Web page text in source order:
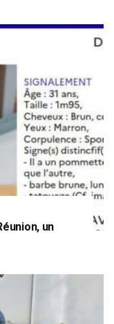
un